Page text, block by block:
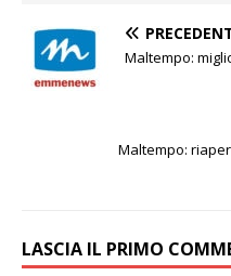
Maltempo:
Maltempo:
LASCIA IL PRIMO